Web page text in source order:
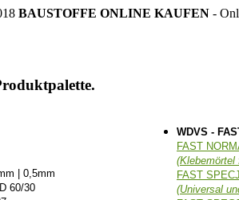
BAUSTOFFE ONLINE KAUFEN -
| 0,5mm
60/30
WDVS -
FAST
(Klebemörtel
FAST
(Universal